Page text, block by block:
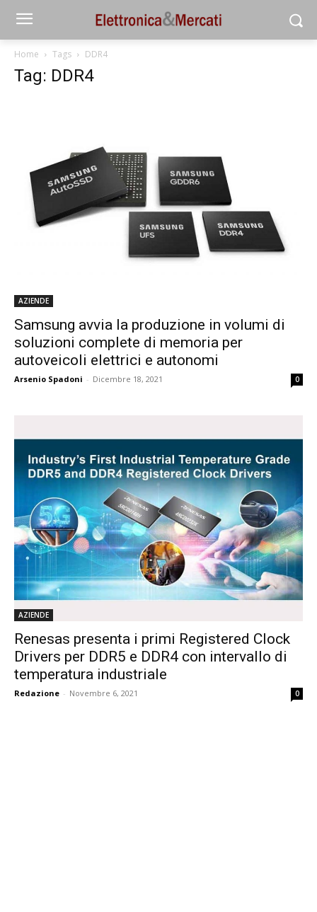
Home Tags DDR4
Tag: DDR4
AZIENDE
Samsung avvia la produzione in volumi di
soluzioni complete di memoria per
autoveicoli elettrici e autonomi
Arsenio Spadoni - Dicembre 18, 2021 0
AZIENDE
Renesas presenta i primi Registered Clock
Drivers per DDR5 e DDR4 con intervallo di
temperatura industriale
Redazione - Novembre 6, 2021 0